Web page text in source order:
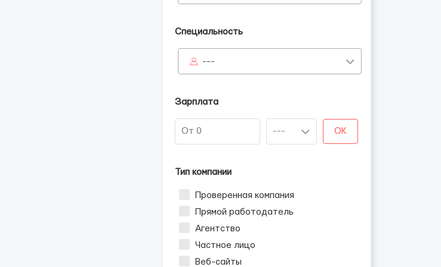
Специальность
---
Зарплата
OK
Тип компании
Проверенная компания
Прямой работодатель
Агентство
Частное лицо
Веб-сайты